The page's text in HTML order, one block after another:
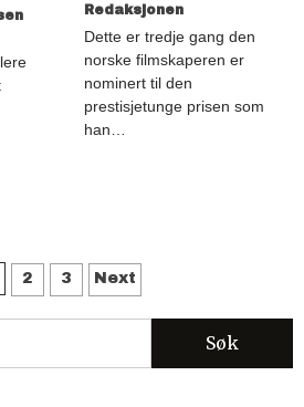
Redaksjonen
Dette er tredje gang den
norske filmskaperen er
nominert til den
prestisjetunge prisen som
han…
2 3 Next